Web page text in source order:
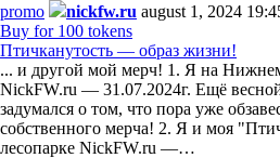
promo nickfw.ru august 1, 2024
Buy for 100 tokens
Птичканутость — образ жизни!
... и другой мой мерч! 1. Я на
NickFW.ru — 31.07.2024г. Ещё
задумался о том, что пора уже
собственного мерча! 2. Я и моя
лесопарке NickFW.ru —…